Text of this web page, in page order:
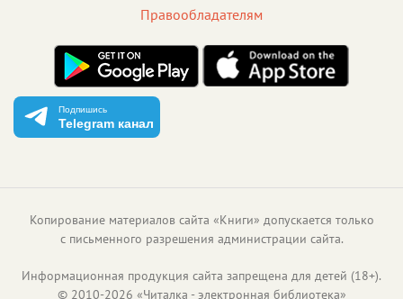
Правообладателям
Подпишись
Telegram канал
Копирование материалов сайта «Книги» допускается только
с письменного разрешения администрации сайта.
Информационная продукция сайта запрещена для детей (18+).
© 2010-2026 «Читалка - электронная библиотека»